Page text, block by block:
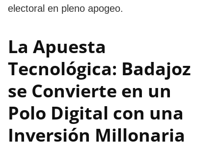
electoral en pleno apogeo.
La Apuesta
Tecnológica: Badajoz
se Convierte en un
Polo Digital con una
Inversión Millonaria